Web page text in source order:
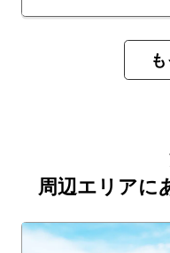
周辺エリアに